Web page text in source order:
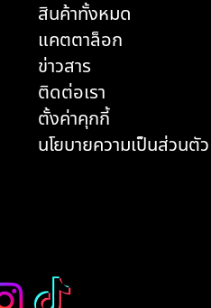
สินค้าทั้งหมด
แคตตาล็อก
ข่าวสาร
ติดต่อเรา
ตั้งค่าคุกกี้
นโยบายความเป็นส่วนตัว